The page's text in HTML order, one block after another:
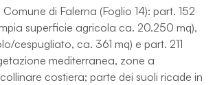
di Falerna (Foglio 14): part. 152
superficie agricola ca. 20.250 mq),
cespugliato, ca. 361 mq) e part. 211
mediterranea, zone a
costiera; parte dei suoli ricade in